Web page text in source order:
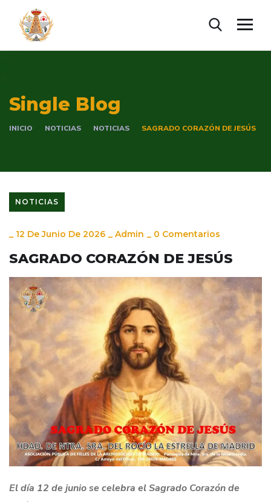
Single Blog
INICIO NOTICIAS NOTICIAS SAGRADO CORAZÓN DE JESÚS
NOTICIAS
12 De Junio De 2026 Admin 0 Comentarios
SAGRADO CORAZÓN DE JESÚS
El día 12 de junio se celebra el Sagrado Corazón de